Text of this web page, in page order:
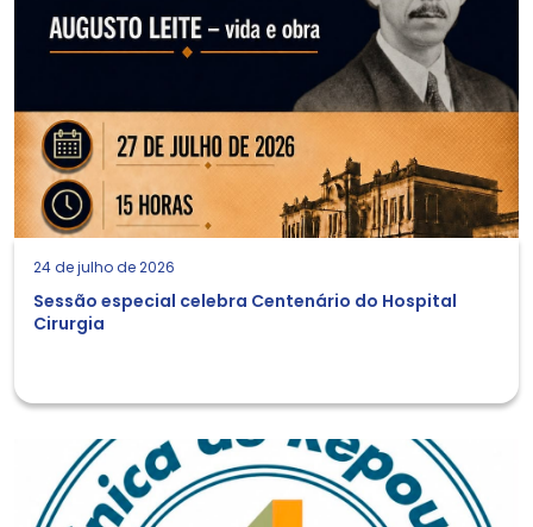
24 de julho de 2026
Sessão especial celebra Centenário do Hospital
Cirurgia